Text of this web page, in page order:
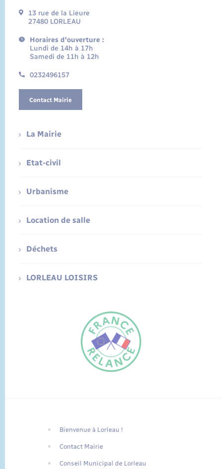
Traduction du
FR
13 rue de la Lieure
27480 LORLEAU
Horaires d'ouverture :
Lundi de 14h à 17h
Samedi de 11h à 12h
0232496157
Contact Mairie
La Mairie
Etat-civil
Urbanisme
Location de salle
Déchets
LORLEAU LOISIRS
Bienvenue à Lorleau !
Contact Mairie
Conseil Municipal de Lorleau